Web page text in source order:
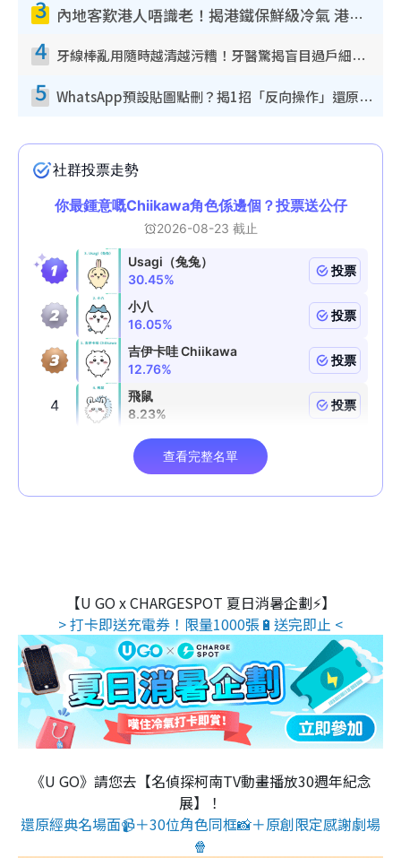
3 內地客歎港人唔識老！揭港鐵保鮮級冷氣 港人求放過：咪投訴
4 牙線棒亂用隨時越清越污糟！牙醫驚揭盲目過戶細菌恐致蛀牙：呢種先係日常真保養
5 WhatsApp預設貼圖點刪？揭1招「反向操作」還原簡潔介面 附3步實測教學
【U GO x CHARGESPOT 夏日消暑企劃⚡】
> 打卡即送充電券！限量1000張🔋送完即止 <
《U GO》請您去【名偵探柯南TV動畫播放30週年紀念
展】！
還原經典名場面📹＋30位角色同框📸＋原創限定感謝劇場
🍿